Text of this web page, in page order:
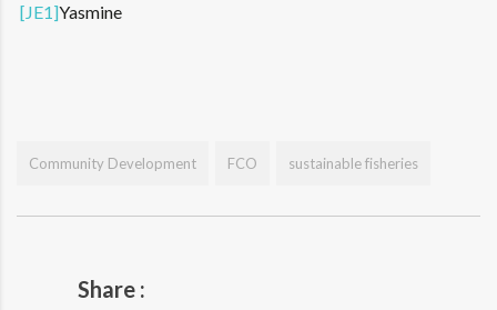
[JE1]Yasmine
Community Development FCO sustainable fisheries
Share :